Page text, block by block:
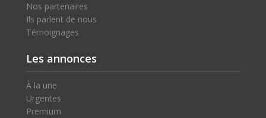
Nos partenaires
Ils parlent de nous
Témoignages
Les annonces
À la une
Urgentes
Premium